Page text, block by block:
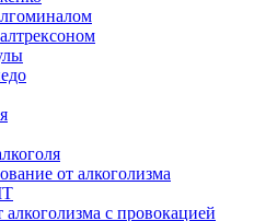
от алкоголизма
с провокацией